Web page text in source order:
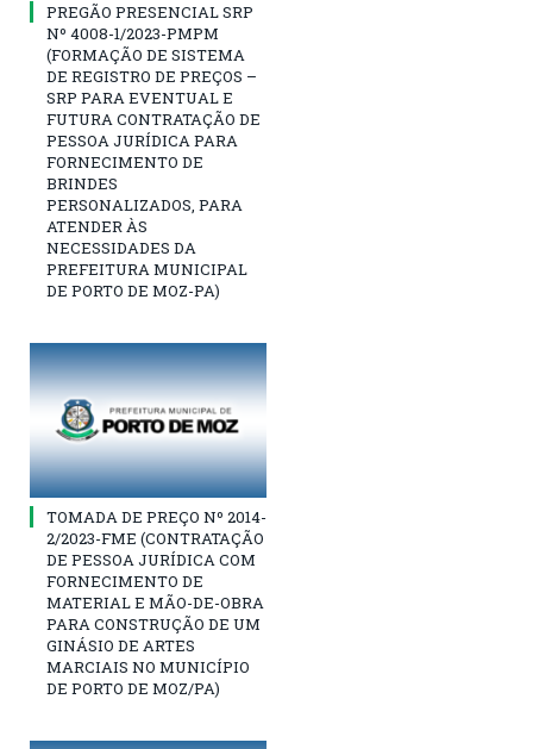
PREGÃO PRESENCIAL SRP
Nº 4008-1/2023-PMPM
(FORMAÇÃO DE SISTEMA
DE REGISTRO DE PREÇOS –
SRP PARA EVENTUAL E
FUTURA CONTRATAÇÃO DE
PESSOA JURÍDICA PARA
FORNECIMENTO DE
BRINDES
PERSONALIZADOS, PARA
ATENDER ÀS
NECESSIDADES DA
PREFEITURA MUNICIPAL
DE PORTO DE MOZ-PA)
TOMADA DE PREÇO Nº 2014-
2/2023-FME (CONTRATAÇÃO
DE PESSOA JURÍDICA COM
FORNECIMENTO DE
MATERIAL E MÃO-DE-OBRA
PARA CONSTRUÇÃO DE UM
GINÁSIO DE ARTES
MARCIAIS NO MUNICÍPIO
DE PORTO DE MOZ/PA)